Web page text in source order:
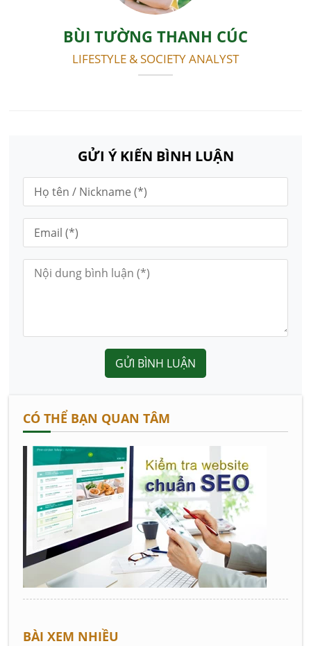
BÙI TƯỜNG THANH CÚC
LIFESTYLE & SOCIETY ANALYST
GỬI Ý KIẾN BÌNH LUẬN
GỬI BÌNH LUẬN
CÓ THỂ BẠN QUAN TÂM
BÀI XEM NHIỀU